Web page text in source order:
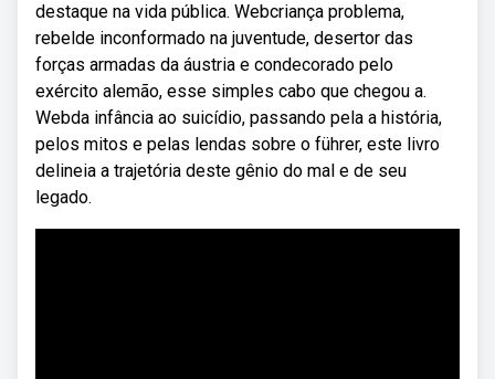
destaque na vida pública. Webcriança problema,
rebelde inconformado na juventude, desertor das
forças armadas da áustria e condecorado pelo
exército alemão, esse simples cabo que chegou a.
Webda infância ao suicídio, passando pela a história,
pelos mitos e pelas lendas sobre o führer, este livro
delineia a trajetória deste gênio do mal e de seu
legado.